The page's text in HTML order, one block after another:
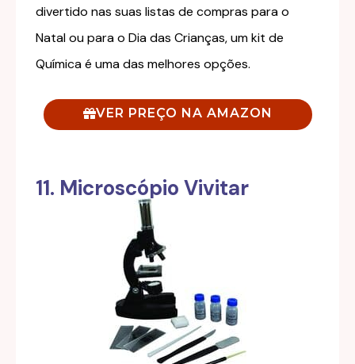
divertido nas suas listas de compras para o
Natal ou para o Dia das Crianças, um kit de
Química é uma das melhores opções.
VER PREÇO NA AMAZON
11. Microscópio Vivitar